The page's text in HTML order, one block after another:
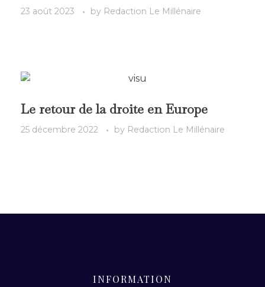
23 août 2023 by Redaction Le Millénaire
Le retour de la droite en Europe
25 décembre 2022 by Redaction Le Millénaire
INFORMATION